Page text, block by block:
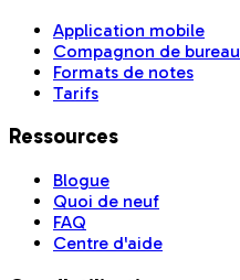
Application mobile
Compagnon de bureau
Formats de notes
Tarifs
Ressources
Blogue
Quoi de neuf
FAQ
Centre d'aide